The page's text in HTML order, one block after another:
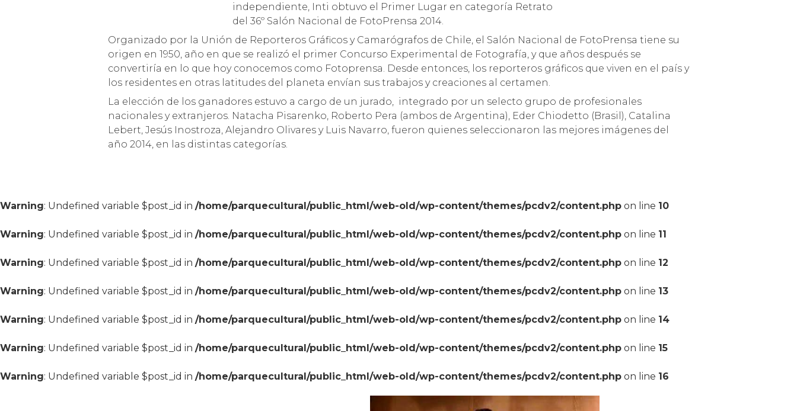
independiente, Inti obtuvo el Primer Lugar en categoría Retrato
del 36º Salón Nacional de FotoPrensa 2014.
Organizado por la Unión de Reporteros Gráficos y Camarógrafos de Chile, el Salón Nacional de FotoPrensa tiene su
origen en 1950, año en que se realizó el primer Concurso Experimental de Fotografía, y que años después se
convertiría en lo que hoy conocemos como Fotoprensa. Desde entonces, los reporteros gráficos que viven en el país y
los residentes en otras latitudes del planeta envían sus trabajos y creaciones al certamen.
La elección de los ganadores estuvo a cargo de un jurado, integrado por un selecto grupo de profesionales
nacionales y extranjeros. Natacha Pisarenko, Roberto Pera (ambos de Argentina), Eder Chiodetto (Brasil), Catalina
Lebert, Jesús Inostroza, Alejandro Olivares y Luis Navarro, fueron quienes seleccionaron las mejores imágenes del
año 2014, en las distintas categorías.
Warning: Undefined variable $post_id in /home/parquecultural/public_html/web-old/wp-content/themes/pcdv2/content.php on line 10
Warning: Undefined variable $post_id in /home/parquecultural/public_html/web-old/wp-content/themes/pcdv2/content.php on line 11
Warning: Undefined variable $post_id in /home/parquecultural/public_html/web-old/wp-content/themes/pcdv2/content.php on line 12
Warning: Undefined variable $post_id in /home/parquecultural/public_html/web-old/wp-content/themes/pcdv2/content.php on line 13
Warning: Undefined variable $post_id in /home/parquecultural/public_html/web-old/wp-content/themes/pcdv2/content.php on line 14
Warning: Undefined variable $post_id in /home/parquecultural/public_html/web-old/wp-content/themes/pcdv2/content.php on line 15
Warning: Undefined variable $post_id in /home/parquecultural/public_html/web-old/wp-content/themes/pcdv2/content.php on line 16